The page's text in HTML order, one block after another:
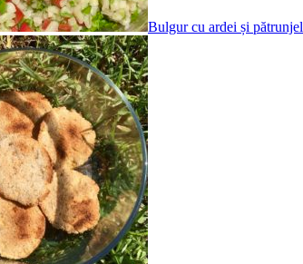
Bulgur cu ardei și pătrunjel